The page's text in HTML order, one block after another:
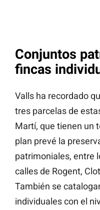
Conjuntos
fincas
Valls ha recordado
tres parcelas de
Martí, que tienen un
plan prevé la
patrimoniales, entre
calles de Rogent,
También se
individuales con el